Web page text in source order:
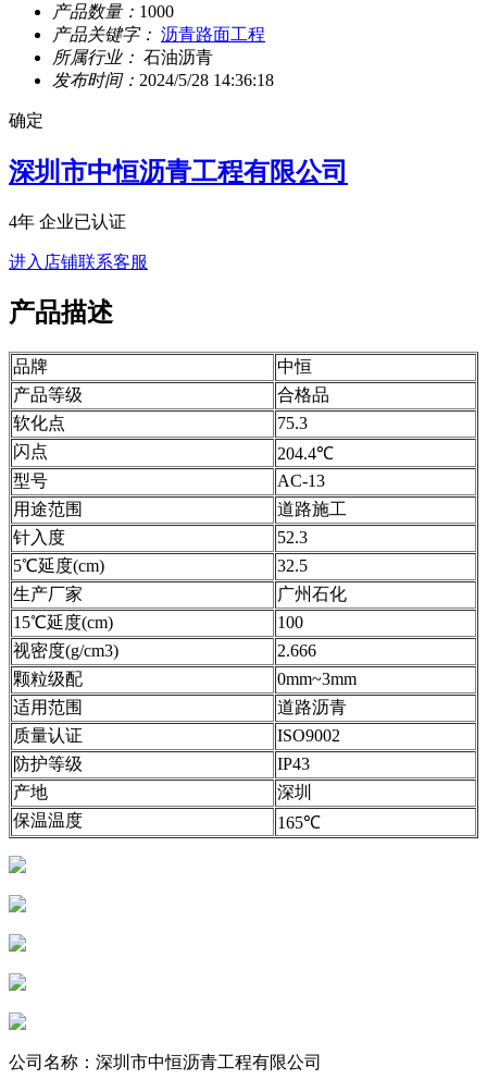
产品数量： 1000
产品关键字： 沥青路面工程
所属行业： 石油沥青
发布时间： 2024/5/28 14:36:18
确定
深圳市中恒沥青工程有限公司
4年 企业已认证
进入店铺联系客服
产品描述
品牌
中恒
产品等级
合格品
软化点
75.3
闪点
204.4℃
型号
AC-13
用途范围
道路施工
针入度
52.3
5℃延度(cm)
32.5
生产厂家
广州石化
15℃延度(cm)
100
视密度(g/cm3)
2.666
颗粒级配
0mm~3mm
适用范围
道路沥青
质量认证
ISO9002
防护等级
IP43
产地
深圳
保温温度
165℃
公司名称：深圳市中恒沥青工程有限公司